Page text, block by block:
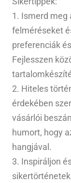
1. Ismerd meg
felméréseket
preferenciák
Fejlesszen
2. Hiteles
érdekében
vásárlói
humort, hogy
hangjával.
3. Inspiráljon